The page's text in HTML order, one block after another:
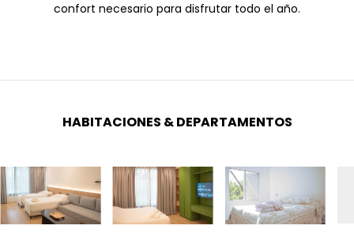
confort necesario para disfrutar todo el año.
HABITACIONES & DEPARTAMENTOS